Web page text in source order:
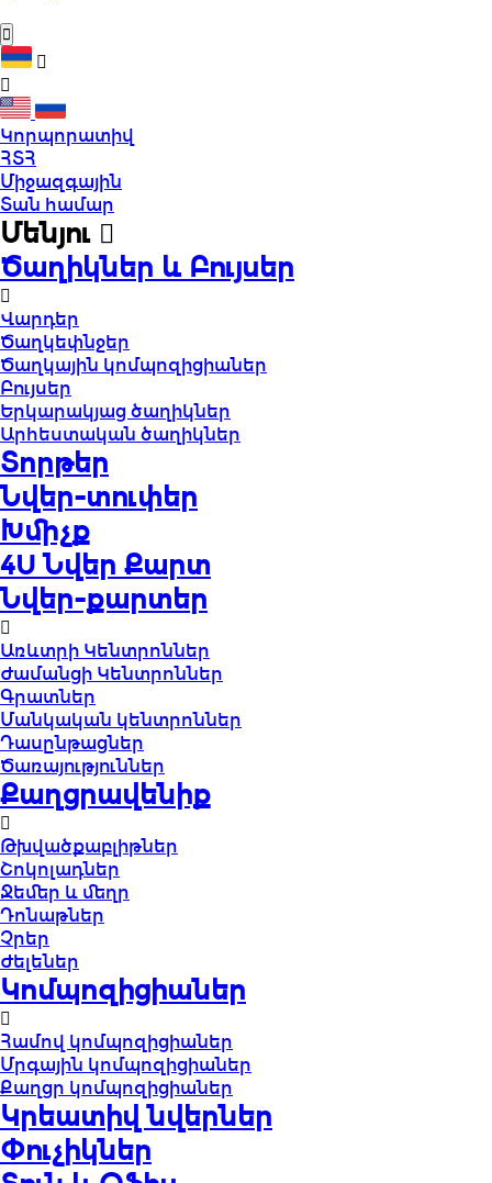
Կորպորատիվ
ՀՏՀ
Միջազգային
Տան համար
Մենյու
Ծաղիկներ և Բույսեր
Վարդեր
Ծաղկեփնջեր
Ծաղկային կոմպոզիցիաներ
Բույսեր
Երկարակյաց ծաղիկներ
Արհեստական ծաղիկներ
Տորթեր
Նվեր-տուփեր
Խմիչք
4U Նվեր Քարտ
Նվեր-քարտեր
Առևտրի Կենտրոններ
Ժամանցի Կենտրոններ
Գրատներ
Մանկական կենտրոններ
Դասընթացներ
Ծառայություններ
Քաղցրավենիք
Թխվածքաբլիթներ
Շոկոլադներ
Ջեմեր և մեղր
Դոնաթներ
Չրեր
Ժելեներ
Կոմպոզիցիաներ
Համով կոմպոզիցիաներ
Մրգային կոմպոզիցիաներ
Քաղցր կոմպոզիցիաներ
Կրեատիվ նվերներ
Փուչիկներ